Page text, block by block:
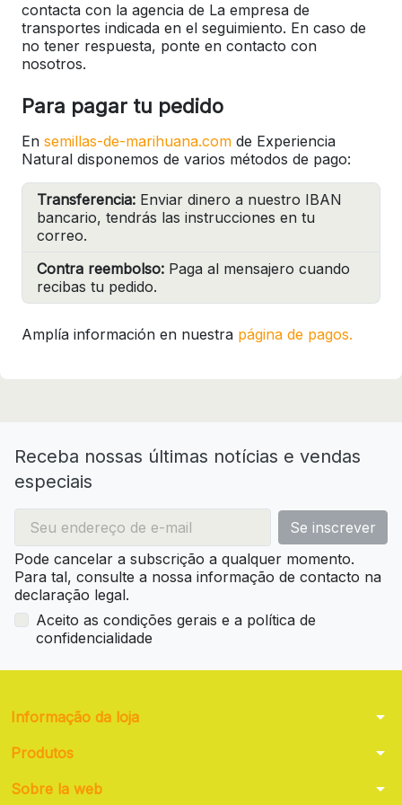
contacta con la agencia de La empresa de
transportes indicada en el seguimiento. En caso de
no tener respuesta, ponte en contacto con
nosotros.
Para pagar tu pedido
En semillas-de-marihuana.com de Experiencia
Natural disponemos de varios métodos de pago:
Transferencia: Enviar dinero a nuestro IBAN
bancario, tendrás las instrucciones en tu
correo.
Contra reembolso: Paga al mensajero cuando
recibas tu pedido.
Amplía información en nuestra página de pagos.
Receba nossas últimas notícias e vendas
especiais
Pode cancelar a subscrição a qualquer momento.
Para tal, consulte a nossa informação de contacto na
declaração legal.
Aceito as condições gerais e a política de
confidencialidade
Informação da loja arrow_drop_down
Produtos arrow_drop_down
Sobre la web arrow_drop_down